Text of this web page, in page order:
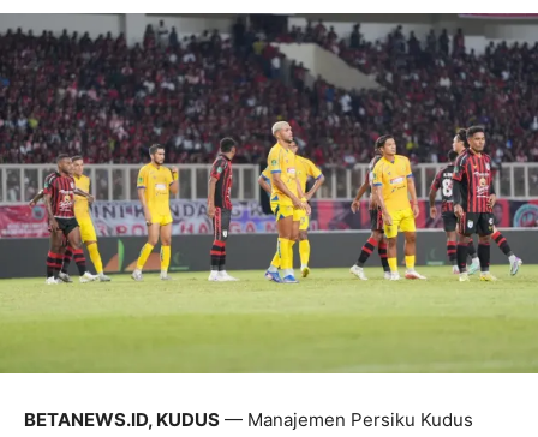
BETANEWS.ID, KUDUS — Manajemen Persiku Kudus